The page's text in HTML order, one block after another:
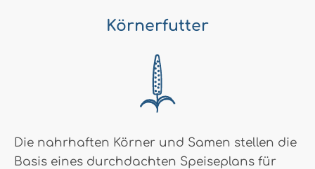
Körnerfutter
Die nahrhaften Körner und Samen stellen die
Basis eines durchdachten Speiseplans für